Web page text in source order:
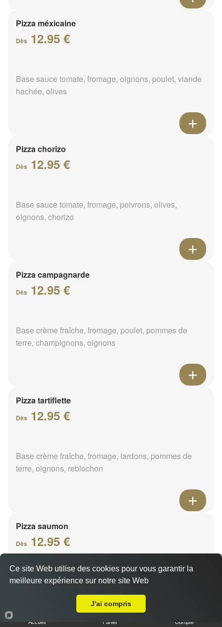
Pizza méxicaine
Dès 12.95 €
Base sauce tomate, fromage, oignons, poulet, viande
hachée, olives
Pizza chorizo
Dès 12.95 €
Base sauce tomate, fromage, poivrons, olives,
oignons, chorizo
Pizza campagnarde
Dès 12.95 €
Base crème fraîche, fromage, poulet, pommes de
terre, champignons, oignons
Pizza tartiflette
Dès 12.95 €
Base crème fraîche, fromage, lardons, pommes de
terre, oignons, reblochon
Pizza saumon
Dès 12.95 €
Base crème fraîche, fromage, saumon fumé, citron
Accueil Panier Compte
Ce site Web utilise des cookies pour vous garantir la
meilleure expérience sur notre site Web
J'ai compris